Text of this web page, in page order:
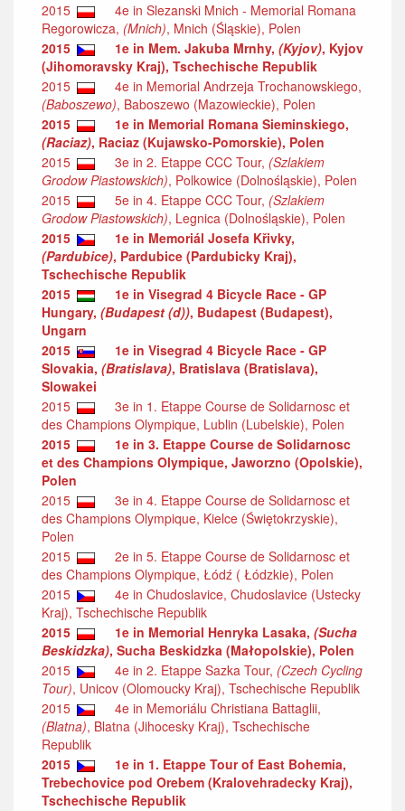
2015
4e in Slezanski Mnich - Memorial Romana
Regorowicza, (Mnich), Mnich (Śląskie), Polen
2015
1e in Mem. Jakuba Mrnhy, (Kyjov), Kyjov
(Jihomoravsky Kraj), Tschechische Republik
2015
4e in Memorial Andrzeja Trochanowskiego,
(Baboszewo), Baboszewo (Mazowieckie), Polen
2015
1e in Memorial Romana Sieminskiego,
(Raciaz), Raciaz (Kujawsko-Pomorskie), Polen
2015
3e in 2. Etappe CCC Tour, (Szlakiem
Grodow Piastowskich), Polkowice (Dolnośląskie), Polen
2015
5e in 4. Etappe CCC Tour, (Szlakiem
Grodow Piastowskich), Legnica (Dolnośląskie), Polen
2015
1e in Memoriál Josefa Křivky,
(Pardubice), Pardubice (Pardubicky Kraj),
Tschechische Republik
2015
1e in Visegrad 4 Bicycle Race - GP
Hungary, (Budapest (d)), Budapest (Budapest),
Ungarn
2015
1e in Visegrad 4 Bicycle Race - GP
Slovakia, (Bratislava), Bratislava (Bratislava),
Slowakei
2015
3e in 1. Etappe Course de Solidarnosc et
des Champions Olympique, Lublin (Lubelskie), Polen
2015
1e in 3. Etappe Course de Solidarnosc
et des Champions Olympique, Jaworzno (Opolskie),
Polen
2015
3e in 4. Etappe Course de Solidarnosc et
des Champions Olympique, Kielce (Świętokrzyskie),
Polen
2015
2e in 5. Etappe Course de Solidarnosc et
des Champions Olympique, Łódź ( Łódzkie), Polen
2015
4e in Chudoslavice, Chudoslavice (Ustecky
Kraj), Tschechische Republik
2015
1e in Memorial Henryka Lasaka, (Sucha
Beskidzka), Sucha Beskidzka (Małopolskie), Polen
2015
4e in 2. Etappe Sazka Tour, (Czech Cycling
Tour), Unicov (Olomoucky Kraj), Tschechische Republik
2015
4e in Memoriálu Christiana Battaglii,
(Blatna), Blatna (Jihocesky Kraj), Tschechische
Republik
2015
1e in 1. Etappe Tour of East Bohemia,
Trebechovice pod Orebem (Kralovehradecky Kraj),
Tschechische Republik